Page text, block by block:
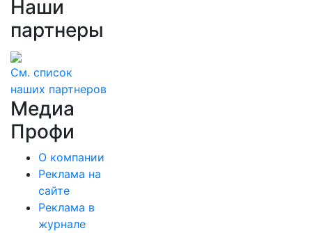
Наши
партнеры
См. список
наших партнеров
Медиа
Профи
О компании
Реклама на
сайте
Реклама в
журнале